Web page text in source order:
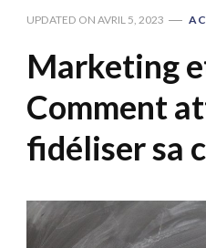
UPDATED ON AVRIL 5, 2023
Marketing
Comment
fidéliser sa